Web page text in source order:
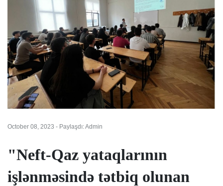
October 08, 2023 - Paylaşdı: Admin
"Neft-Qaz yataqlarının
işlənməsində tətbiq olunan